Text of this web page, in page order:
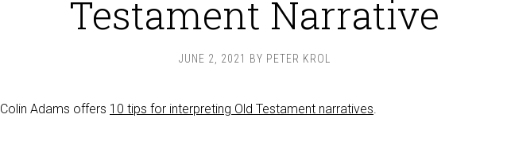
Testament Narrative
JUNE 2, 2021 BY PETER KROL
Colin Adams offers 10 tips for interpreting Old Testament narratives.